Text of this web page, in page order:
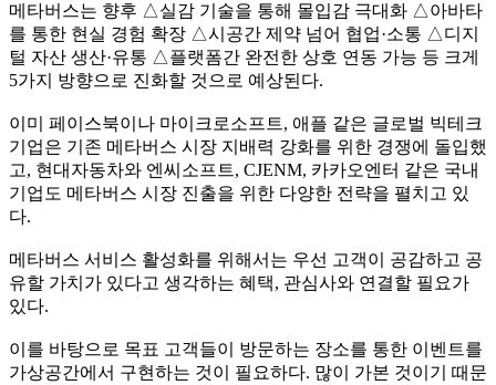
메타버스는 향후 △실감 기술을 통해 몰입감 극대화 △아바타
를 통한 현실 경험 확장 △시공간 제약 넘어 협업·소통 △디지
털 자산 생산·유통 △플랫폼간 완전한 상호 연동 가능 등 크게
5가지 방향으로 진화할 것으로 예상된다.
이미 페이스북이나 마이크로소프트, 애플 같은 글로벌 빅테크
기업은 기존 메타버스 시장 지배력 강화를 위한 경쟁에 돌입했
고, 현대자동차와 엔씨소프트, CJENM, 카카오엔터 같은 국내
기업도 메타버스 시장 진출을 위한 다양한 전략을 펼치고 있
다.
메타버스 서비스 활성화를 위해서는 우선 고객이 공감하고 공
유할 가치가 있다고 생각하는 혜택, 관심사와 연결할 필요가
있다.
이를 바탕으로 목표 고객들이 방문하는 장소를 통한 이벤트를
가상공간에서 구현하는 것이 필요하다. 많이 가본 것이기 때문